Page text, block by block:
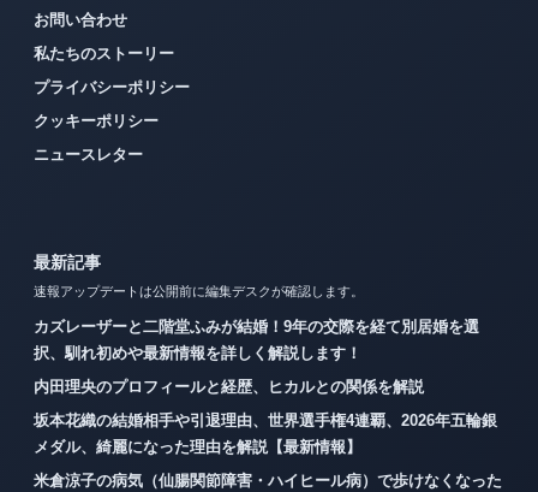
お問い合わせ
私たちのストーリー
プライバシーポリシー
クッキーポリシー
ニュースレター
最新記事
速報アップデートは公開前に編集デスクが確認します。
カズレーザーと二階堂ふみが結婚！9年の交際を経て別居婚を選
択、馴れ初めや最新情報を詳しく解説します！
内田理央のプロフィールと経歴、ヒカルとの関係を解説
坂本花織の結婚相手や引退理由、世界選手権4連覇、2026年五輪銀
メダル、綺麗になった理由を解説【最新情報】
米倉涼子の病気（仙腸関節障害・ハイヒール病）で歩けなくなった